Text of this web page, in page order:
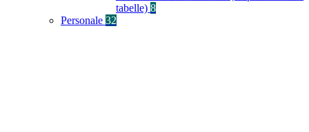
tabelle) 8
Personale 32